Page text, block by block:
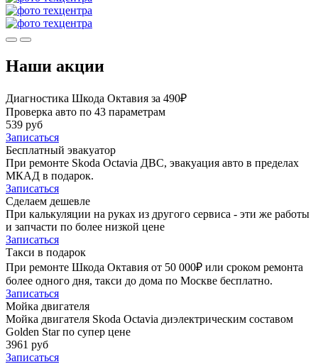
Наши акции
Диагностика Шкода Октавия за 490₽
Проверка авто по 43 параметрам
539 руб
Записаться
Бесплатный эвакуатор
При ремонте Skoda Octavia ДВС, эвакуация авто в пределах
МКАД в подарок.
Записаться
Сделаем дешевле
При калькуляции на руках из другого сервиса - эти же работы
и запчасти по более низкой цене
Записаться
Такси в подарок
При ремонте Шкода Октавия от 50 000₽ или сроком ремонта
более одного дня, такси до дома по Москве бесплатно.
Записаться
Мойка двигателя
Мойка двигателя Skoda Octavia диэлектрическим составом
Golden Star по супер цене
3961 руб
Записаться